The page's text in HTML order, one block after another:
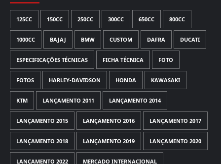
125CC 150CC 250CC 300CC 650CC 800CC
1000CC BAJAJ BMW CUSTOM DAFRA DUCATI
ESPECIFICAÇÕES TÉCNICAS FICHA TÉCNICA FOTO
FOTOS HARLEY-DAVIDSON HONDA KAWASAKI
KTM LANÇAMENTO 2011 LANÇAMENTO 2014
LANÇAMENTO 2015 LANÇAMENTO 2016 LANÇAMENTO 2017
LANÇAMENTO 2018 LANÇAMENTO 2019 LANÇAMENTO 2020
LANÇAMENTO 2022 MERCADO INTERNACIONAL